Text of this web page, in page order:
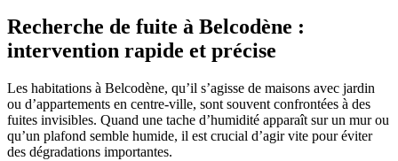
Recherche de fuite à Belcodène :
intervention rapide et précise
Les habitations à Belcodène, qu’il s’agisse de maisons avec jardin
ou d’appartements en centre-ville, sont souvent confrontées à des
fuites invisibles. Quand une tache d’humidité apparaît sur un mur ou
qu’un plafond semble humide, il est crucial d’agir vite pour éviter
des dégradations importantes.